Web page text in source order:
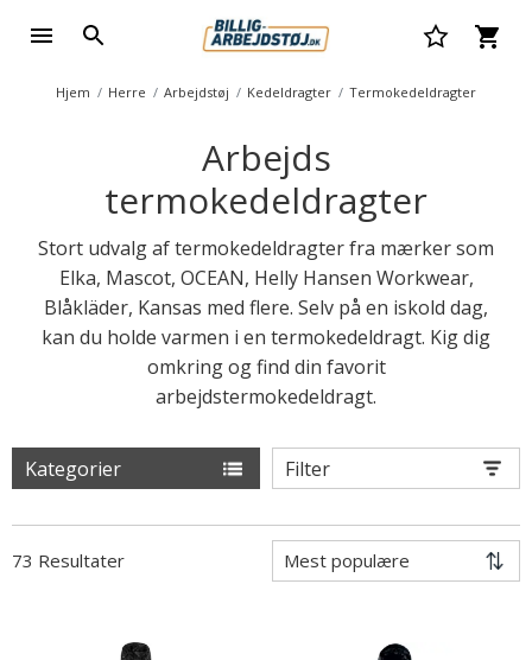
Hjem Herre Arbejdstøj Kedeldragter Termokedeldragter
Arbejds
termokedeldragter
Stort udvalg af termokedeldragter fra mærker som
Elka, Mascot, OCEAN, Helly Hansen Workwear,
Blåkläder, Kansas med flere. Selv på en iskold dag,
kan du holde varmen i en termokedeldragt. Kig dig
omkring og find din favorit
arbejdstermokedeldragt.
Kategorier Filter
73 Resultater